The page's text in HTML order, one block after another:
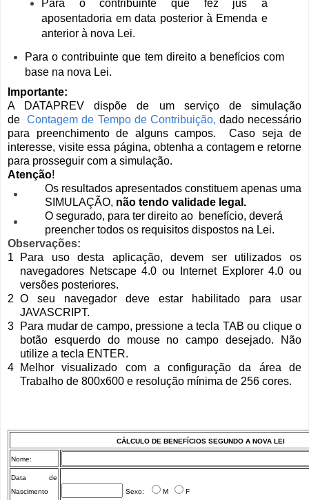
Para o contribuinte que fez jus à
aposentadoria em data posterior à Emenda e
anterior à nova Lei.
Para o contribuinte que tem direito a benefícios com
base na nova Lei.
Importante:
A DATAPREV dispõe de um serviço de simulação
deContagem de Tempo de Contribuição, dado necessário
para preenchimento de alguns campos. Caso seja de
interesse, visite essa página, obtenha a contagem e retorne
para prosseguir com a simulação.
Atenção!
Os resultados apresentados constituem apenas uma
SIMULAÇÃO, não tendo validade legal.
O segurado, para ter direito ao benefício, deverá
preencher todos os requisitos dispostos na Lei.
Observações:
1
Para uso desta aplicação, devem ser utilizados os
navegadores Netscape 4.0 ou Internet Explorer 4.0 ou
versões posteriores.
2 O seu navegador deve estar habilitado para usar
JAVASCRIPT.
3
Para mudar de campo, pressione a tecla TAB ou clique o
botão esquerdo do mouse no campo desejado. Não
utilize a tecla ENTER.
4
Melhor visualizado com a configuração da área de
Trabalho de 800x600 e resolução mínima de 256 cores.
CÁLCULO DE BENEFÍCIOS SEGUNDO A NOVA LEI
Nome:
Data de
Nascimento
Sexo: M F